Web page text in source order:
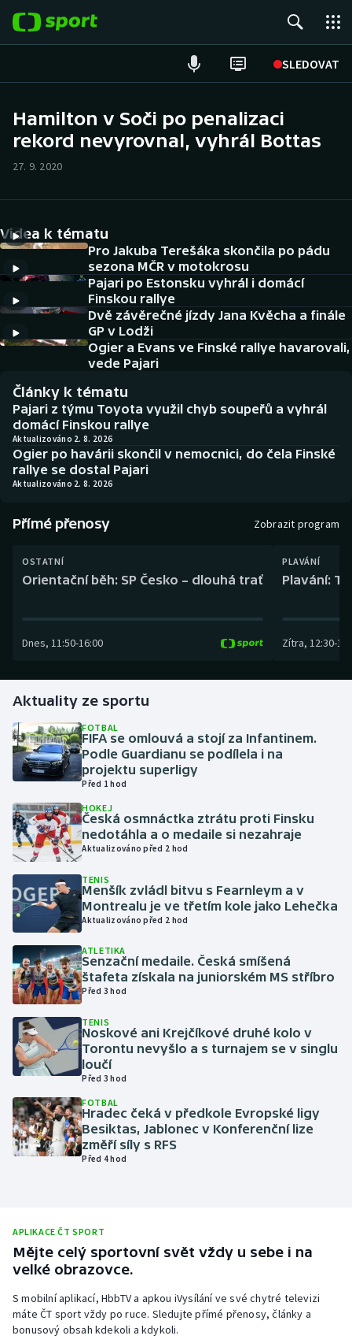
SLEDOVAT
Hokej
Cyklistika
DALŠÍ SPORTY
Americký fotbal
Baseball a softbal
Basketbal
Biatlon
Boby a skeleton
Box
Curling
Golf
Gymnastika
Házená
Jezdectví
Judo
Krasobruslení
Lezení
Lyže a snowboard
Moderní pětiboj
Motorsport
Olympijské hry
Parasport
Plavání
Ragby
Rychlobruslení
Rychlostní kanoistika
NEPŘEHLÉDNĚTE
Historické návraty
Aplikace ČT sport
AZ kvíz
Hamilton v Soči po penalizaci
rekord nevyrovnal, vyhrál Bottas
27. 9. 2020
Videa k tématu
Pro Jakuba Terešáka skončila po pádu
sezona MČR v motokrosu
Pajari po Estonsku vyhrál i domácí
Finskou rallye
Dvě závěrečné jízdy Jana Kvěcha a finále
GP v Lodži
Ogier a Evans ve Finské rallye havarovali,
vede Pajari
Články k tématu
Pajari z týmu Toyota využil chyb soupeřů a vyhrál
domácí Finskou rallye
Aktualizováno 2. 8. 2026
Ogier po havárii skončil v nemocnici, do čela Finské
rallye se dostal Pajari
Aktualizováno 2. 8. 2026
Přímé přenosy Zobrazit program
OSTATNÍ
Orientační běh: SP Česko – dlouhá trať
Dnes, 11:50-16:00
PLAVÁNÍ
Plavání:
Zítra, 12:30-
Aktuality ze sportu
FOTBAL
FIFA se omlouvá a stojí za Infantinem.
Podle Guardianu se podílela i na
projektu superligy
Před 1 hod
HOKEJ
Česká osmnáctka ztrátu proti Finsku
nedotáhla a o medaile si nezahraje
Aktualizováno před 2 hod
TENIS
Menšík zvládl bitvu s Fearnleym a v
Montrealu je ve třetím kole jako Lehečka
Aktualizováno před 2 hod
ATLETIKA
Senzační medaile. Česká smíšená
štafeta získala na juniorském MS stříbro
Před 3 hod
TENIS
Noskové ani Krejčíkové druhé kolo v
Torontu nevyšlo a s turnajem se v singlu
loučí
Před 3 hod
FOTBAL
Hradec čeká v předkole Evropské ligy
Besiktas, Jablonec v Konferenční lize
změří síly s RFS
Před 4 hod
APLIKACE ČT SPORT
Mějte celý sportovní svět vždy u sebe i na
velké obrazovce.
S mobilní aplikací, HbbTV a apkou iVysílání ve své chytré televizi
máte ČT sport vždy po ruce. Sledujte přímé přenosy, články a
bonusový obsah kdekoli a kdykoli.